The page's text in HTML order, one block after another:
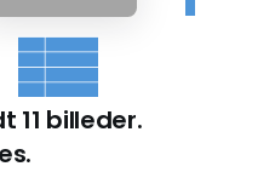
11 billeder.